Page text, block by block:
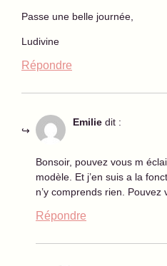
Passe une belle journée,
Ludivine
Répondre
Emilie dit :
Bonsoir, pouvez vous m
modèle. Et j’en suis a la
n’y comprends rien. Pouvez
Répondre